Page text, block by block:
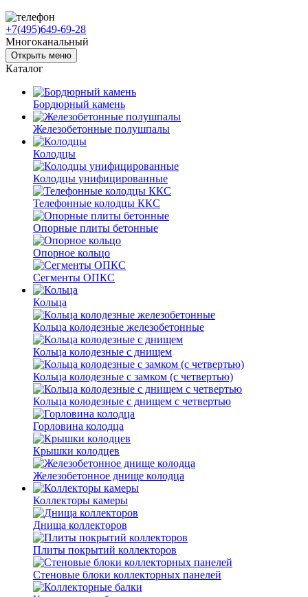
+7(495)649-69-28
Многоканальный
Открыть меню
Каталог
Бордюрный камень
Железобетонные полушпалы
Колодцы
Колодцы унифицированные
Телефонные колодцы ККС
Опорные плиты бетонные
Опорное кольцо
Сегменты ОПКС
Кольца
Кольца колодезные железобетонные
Кольца колодезные с днищем
Кольца колодезные с замком (с четвертью)
Кольца колодезные с днищем с четвертью
Горловина колодца
Крышки колодцев
Железобетонное днище колодца
Коллекторы камеры
Днища коллекторов
Плиты покрытий коллекторов
Стеновые блоки коллекторных панелей